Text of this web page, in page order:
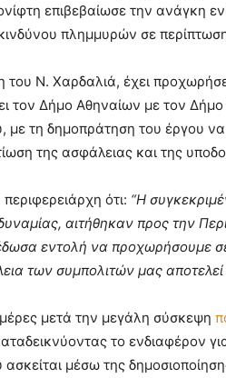
επιβεβαίωσε την ανάγκη
πλημμυρών σε
Ν. Χαρδαλιά, έχει
τον Δήμο Αθηναίων με τον
τη δημοπράτηση του έργου
της ασφάλειας και της
ότι: “Η
αιτήθηκαν προς την
εντολή να προχωρήσουμε
των συμπολιτών μας
μετά την μεγάλη σύσκεψη
το ενδιαφέρον
μέσω της